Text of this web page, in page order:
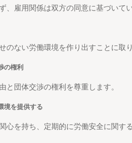
、雇用関係は双方の同意に基づいてい
のない労働環境を作り出すことに取
の権利
と団体交渉の権利を尊重します。
境を提供する
心を持ち、定期的に労働安全に関す